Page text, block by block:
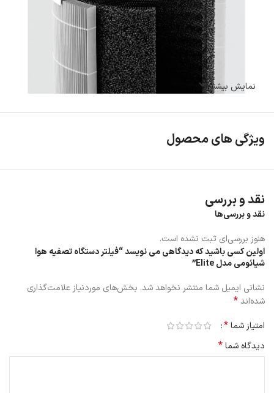
نمایش بیشتر
ویژگی های محصول
نقد و بررسی
نقد و بررسی‌ها
هنوز بررسی‌ای ثبت نشده است.
اولین کسی باشید که دیدگاهی می نویسد “فیلتر دستگاه تصفیه هوا
شیائومی مدل Elite”
نشانی ایمیل شما منتشر نخواهد شد. بخش‌های موردنیاز علامت‌گذاری
شده‌اند*
امتیاز شما*
دیدگاه شما*